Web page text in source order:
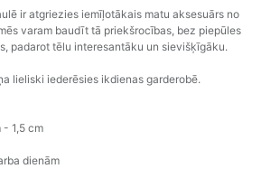
ir atgriezies iemīļotākais matu aksesuārs no
varam baudīt tā priekšrocības, bez piepūles
padarot tēlu interesantāku un sievišķīgāku.
lieliski iederēsies ikdienas garderobē.
- 1,5 cm
dienām